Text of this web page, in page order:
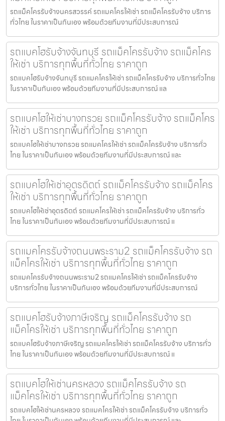
รถแม็คโครรับจ้างนครสวรรค์ รถแมคโครให้เช่า รถแม็คโครรับจ้าง บริการ
ทั่วไทย ในราคาเป็นกันเอง พร้อมด้วยทีมงานที่มีประสบการณ์
รถแบคโฮรับจ้างจันทบุรี รถแม็คโครรับจ้าง รถแม็คโคร
ให้เช่า บริการทุกพื้นที่ทั่วไทย ราคาถูก
รถแบคโฮรับจ้างจันทบุรี รถแมคโครให้เช่า รถแม็คโครรับจ้าง บริการทั่วไทย
ในราคาเป็นกันเอง พร้อมด้วยทีมงานที่มีประสบการณ์ แล
รถแบคโฮให้เช่าบางกรวย รถแม็คโครรับจ้าง รถแม็คโคร
ให้เช่า บริการทุกพื้นที่ทั่วไทย ราคาถูก
รถแบคโฮให้เช่าบางกรวย รถแมคโครให้เช่า รถแม็คโครรับจ้าง บริการทั่ว
ไทย ในราคาเป็นกันเอง พร้อมด้วยทีมงานที่มีประสบการณ์ และ
รถแบคโฮให้เช่าอุตรดิตถ์ รถแม็คโครรับจ้าง รถแม็คโคร
ให้เช่า บริการทุกพื้นที่ทั่วไทย ราคาถูก
รถแบคโฮให้เช่าอุตรดิตถ์ รถแมคโครให้เช่า รถแม็คโครรับจ้าง บริการทั่ว
ไทย ในราคาเป็นกันเอง พร้อมด้วยทีมงานที่มีประสบการณ์ แ
รถแมคโครรับจ้างถนนพระราม2 รถแม็คโครรับจ้าง รถ
แม็คโครให้เช่า บริการทุกพื้นที่ทั่วไทย ราคาถูก
รถแมคโครรับจ้างถนนพระราม2 รถแมคโครให้เช่า รถแม็คโครรับจ้าง
บริการทั่วไทย ในราคาเป็นกันเอง พร้อมด้วยทีมงานที่มีประสบการณ์
รถแบคโฮรับจ้างภาษีเจริญ รถแม็คโครรับจ้าง รถ
แม็คโครให้เช่า บริการทุกพื้นที่ทั่วไทย ราคาถูก
รถแบคโฮรับจ้างภาษีเจริญ รถแมคโครให้เช่า รถแม็คโครรับจ้าง บริการทั่ว
ไทย ในราคาเป็นกันเอง พร้อมด้วยทีมงานที่มีประสบการณ์ แ
รถแบคโฮให้เช่านครหลวง รถแม็คโครรับจ้าง รถ
แม็คโครให้เช่า บริการทุกพื้นที่ทั่วไทย ราคาถูก
รถแบคโฮให้เช่านครหลวง รถแมคโครให้เช่า รถแม็คโครรับจ้าง บริการทั่ว